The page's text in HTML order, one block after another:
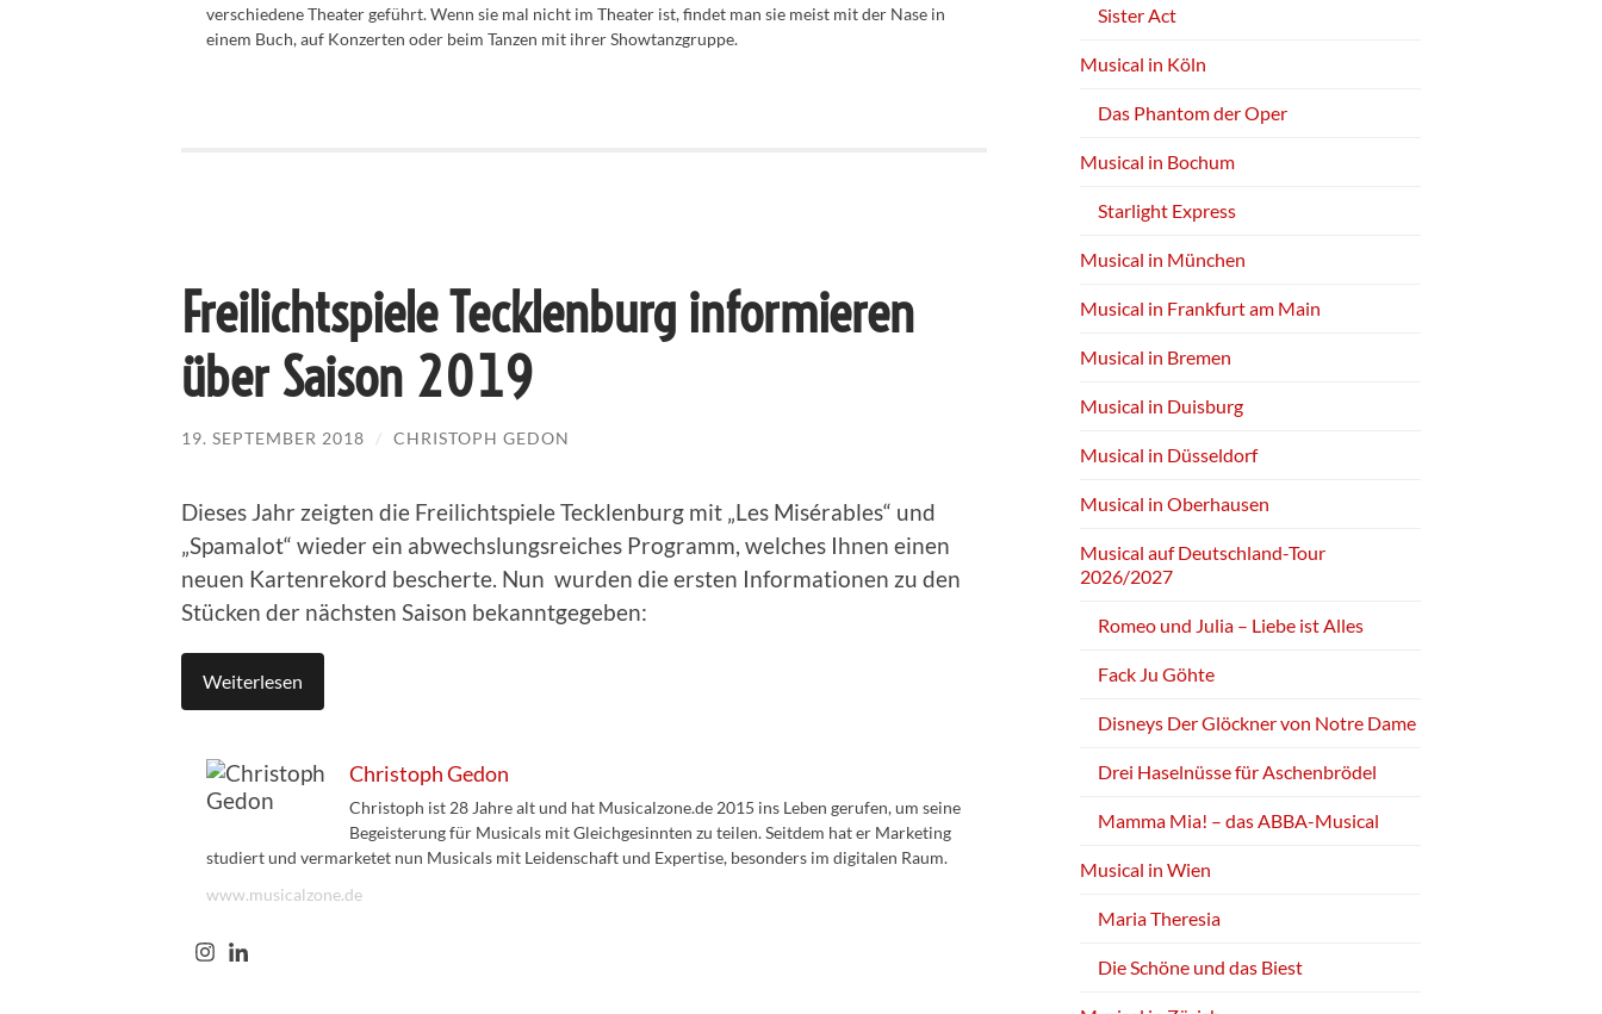
verschiedene Theater geführt. Wenn sie mal nicht im Theater ist, findet man sie meist mit der Nase in
einem Buch, auf Konzerten oder beim Tanzen mit ihrer Showtanzgruppe.
Freilichtspiele Tecklenburg informieren
über Saison 2019
19. SEPTEMBER 2018 / CHRISTOPH GEDON
Dieses Jahr zeigten die Freilichtspiele Tecklenburg mit „Les Misérables“ und
„Spamalot“ wieder ein abwechslungsreiches Programm, welches Ihnen einen
neuen Kartenrekord bescherte. Nun wurden die ersten Informationen zu den
Stücken der nächsten Saison bekanntgegeben:
Weiterlesen
Christoph Gedon
Christoph ist 28 Jahre alt und hat Musicalzone.de 2015 ins Leben gerufen, um seine
Begeisterung für Musicals mit Gleichgesinnten zu teilen. Seitdem hat er Marketing
studiert und vermarketet nun Musicals mit Leidenschaft und Expertise, besonders im digitalen Raum.
www.musicalzone.de
Sister Act
Musical in Köln
Das Phantom der Oper
Musical in Bochum
Starlight Express
Musical in München
Musical in Frankfurt am Main
Musical in Bremen
Musical in Duisburg
Musical in Düsseldorf
Musical in Oberhausen
Musical auf Deutschland-Tour
2026/2027
Romeo und Julia – Liebe ist Alles
Fack Ju Göhte
Disneys Der Glöckner von Notre Dame
Drei Haselnüsse für Aschenbrödel
Mamma Mia! – das ABBA-Musical
Musical in Wien
Maria Theresia
Die Schöne und das Biest